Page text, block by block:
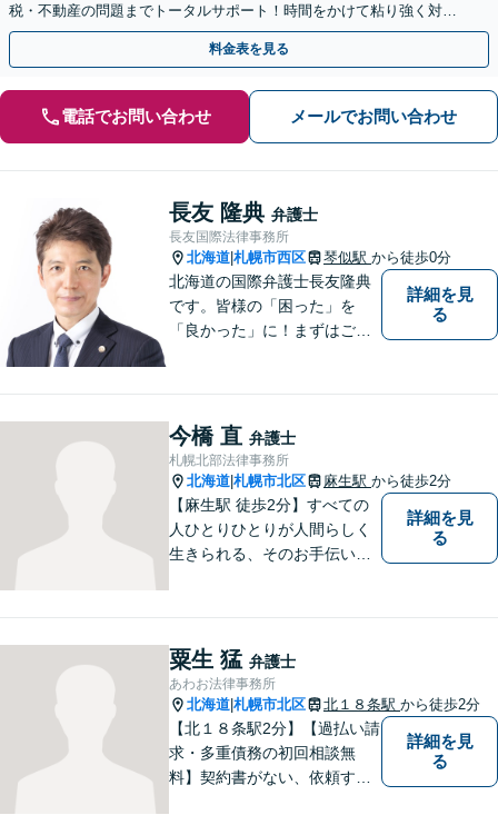
税・不動産の問題までトータルサポート！時間をかけて粘り強く対応
し、円満な解決を目指します【西18丁目駅3分】
料金表を見る
電話でお問い合わせ メールでお問い合わせ
長友 隆典 弁護士
長友国際法律事務所
北海道 札幌市西区 琴似駅 から徒歩0分
北海道の国際弁護士長友隆典
です。皆様の「困った」を
「良かった」に！まずはご相
ています。 English available
英語対応可
詳細を見
る
今橋 直 弁護士
札幌北部法律事務所
北海道 札幌市北区 麻生駅 から徒歩2分
【麻生駅 徒歩2分】すべての
人ひとりひとりが人間らしく
生きられる、そのお手伝いを
いたします。お気軽にご相談
ください。
詳細を見
る
粟生 猛 弁護士
あわお法律事務所
北海道 札幌市北区 北１８条駅 から徒歩2分
【北１８条駅2分】【過払い請
求・多重債務の初回相談無
料】契約書がない、依頼する
詳細を見
る